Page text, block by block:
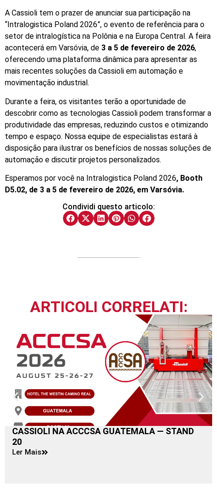
A Cassioli tem o prazer de anunciar sua participação na
“Intralogistica Poland 2026”, o evento de referência para o
setor de intralogística na Polônia e na Europa Central. A feira
acontecerá em Varsóvia, de 3 a 5 de fevereiro de 2026,
oferecendo uma plataforma dinâmica para apresentar as
mais recentes soluções da Cassioli em automação e
movimentação industrial.
Durante a feira, os visitantes terão a oportunidade de
descobrir como as tecnologias Cassioli podem transformar a
produtividade das empresas, reduzindo custos e otimizando
tempo e espaço. Nossa equipe de especialistas estará à
disposição para ilustrar os benefícios de nossas soluções de
automação e discutir projetos personalizados.
Esperamos por você na Intralogistica Poland 2026, Booth
D5.02, de 3 a 5 de fevereiro de 2026, em Varsóvia.
Condividi questo articolo:
ARTICOLI CORRELATI:
CASSIOLI NA ACCCSA GUATEMALA — STAND
20
Ler Mais